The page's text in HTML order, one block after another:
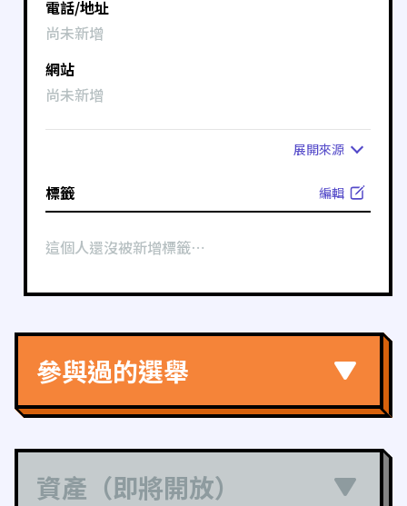
電話/地址
尚未新增
網站
尚未新增
展開來源
標籤 編輯
這個人還沒被新增標籤⋯
參與過的選舉
資產（即將開放）